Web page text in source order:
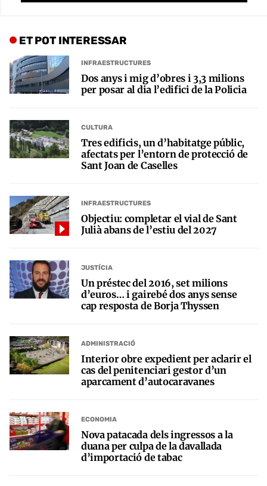
ET POT INTERESSAR
INFRAESTRUCTURES
Dos anys i mig d’obres i 3,3 milions
per posar al dia l’edifici de la Policia
CULTURA
Tres edificis, un d’habitatge públic,
afectats per l’entorn de protecció de
Sant Joan de Caselles
INFRAESTRUCTURES
Objectiu: completar el vial de Sant
Julià abans de l’estiu del 2027
JUSTÍCIA
Un préstec del 2016, set milions
d’euros… i gairebé dos anys sense
cap resposta de Borja Thyssen
ADMINISTRACIÓ
Interior obre expedient per aclarir el
cas del penitenciari gestor d’un
aparcament d’autocaravanes
ECONOMIA
Nova patacada dels ingressos a la
duana per culpa de la davallada
d’importació de tabac